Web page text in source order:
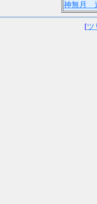
神無月
[ツ